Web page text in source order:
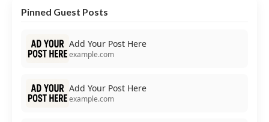
Pinned Guest Posts
Add Your Post Here
example.com
Add Your Post Here
example.com